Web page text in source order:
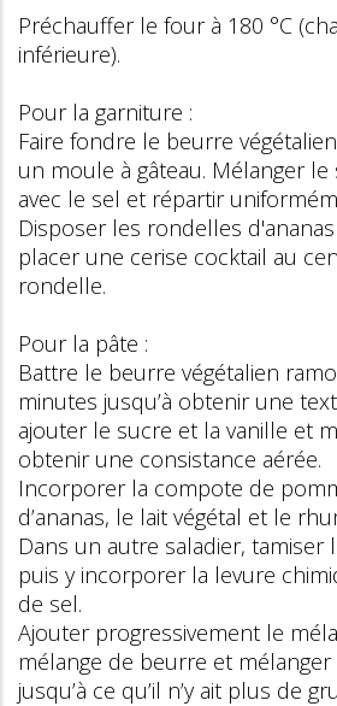
Préchauffer le four à 180 °C
inférieure).
Pour la garniture :
Faire fondre le beurre
un moule à gâteau. Mélanger
avec le sel et répartir
Disposer les rondelles
placer une cerise cocktail au
rondelle.
Pour la pâte :
Battre le beurre végétalien
minutes jusqu’à obtenir une
ajouter le sucre et la vanille et
obtenir une consistance aérée.
Incorporer la compote de
d’ananas, le lait végétal et le
Dans un autre saladier, tamiser
puis y incorporer la levure
de sel.
Ajouter progressivement le
mélange de beurre et
jusqu’à ce qu’il n’y ait plus de